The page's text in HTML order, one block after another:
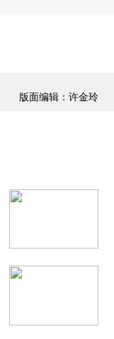
版面编辑：许金玲